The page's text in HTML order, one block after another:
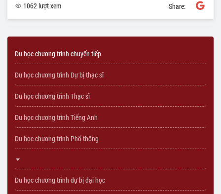
1062 lượt xem Share:
Du học chương trình chuyển tiếp
Du học chương trình Dự bị thạc sĩ
Du học chương trình Thạc sĩ
Du học chương trình Tiếng Anh
Du học chương trình Phổ thông
Du học chương trình dự bị đại học